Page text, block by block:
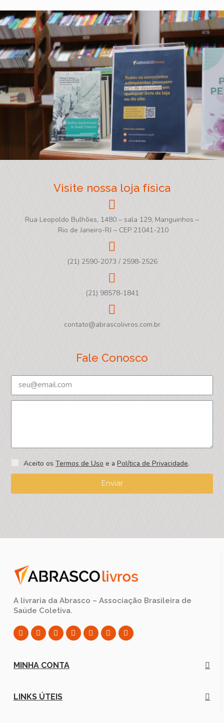
Visite nossa loja física
Rua Leopoldo Bulhões, 1480 – sala 129, Manguinhos –
Rio de Janeiro-RJ – CEP 21041-210
(21) 2590-2073 / 2598-2526
(21) 98578-1841
contato@abrascolivros.com.br
Fale Conosco
Aceito osTermos de Uso e aPolítica de Privacidade.
Enviar
A livraria da Abrasco – Associação Brasileira de
Saúde Coletiva.
MINHA CONTA
LINKS ÚTEIS